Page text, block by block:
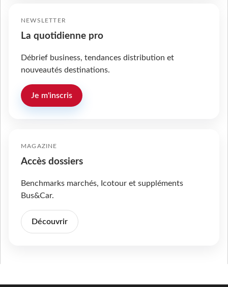
NEWSLETTER
La quotidienne pro
Débrief business, tendances distribution et
nouveautés destinations.
Je m'inscris
MAGAZINE
Accès dossiers
Benchmarks marchés, Icotour et suppléments
Bus&Car.
Découvrir